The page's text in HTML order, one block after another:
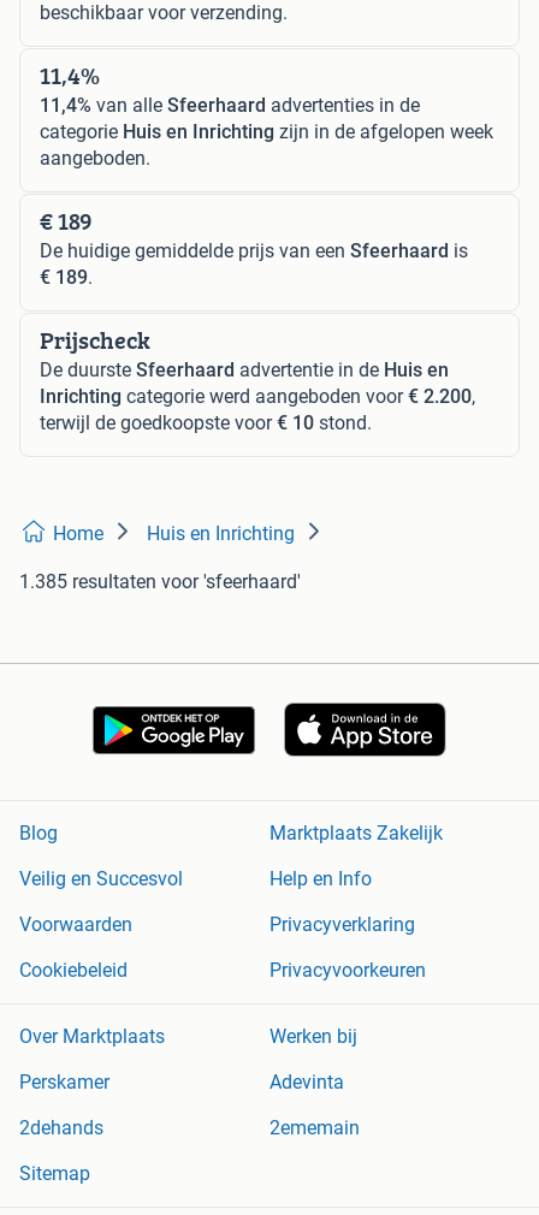
beschikbaar voor verzending.
11,4%
11,4% van alle Sfeerhaard advertenties in de
categorie Huis en Inrichting zijn in de afgelopen week
aangeboden.
€ 189
De huidige gemiddelde prijs van een Sfeerhaard is
€ 189.
Prijscheck
De duurste Sfeerhaard advertentie in de Huis en
Inrichting categorie werd aangeboden voor€ 2.200,
terwijl de goedkoopste voor€ 10 stond.
Home Huis en Inrichting
1.385 resultaten voor 'sfeerhaard'
Blog
Marktplaats Zakelijk
Veilig en Succesvol
Help en Info
Voorwaarden
Privacyverklaring
Cookiebeleid
Privacyvoorkeuren
Over Marktplaats
Werken bij
Perskamer
Adevinta
2dehands
2ememain
Sitemap